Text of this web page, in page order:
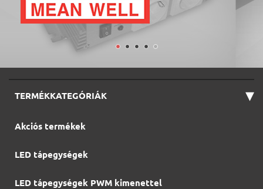
TERMÉKKATEGÓRIÁK ▾
Akciós termékek
LED tápegységek
LED tápegységek PWM kimenettel